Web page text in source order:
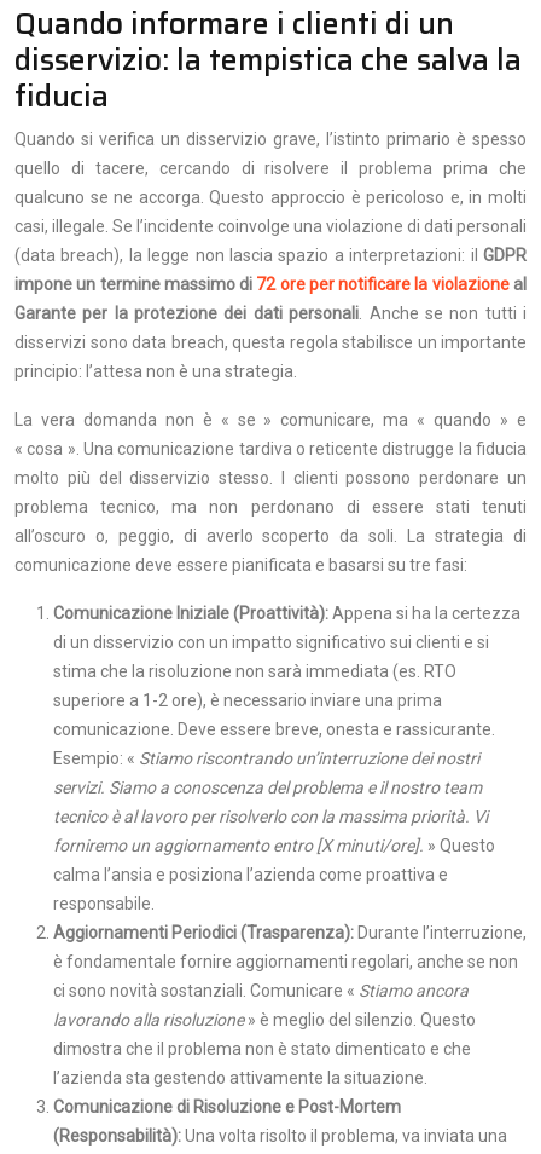
Quando informare i clienti di un
disservizio: la tempistica che salva la
fiducia
Quando si verifica un disservizio grave, l’istinto primario è spesso
quello di tacere, cercando di risolvere il problema prima che
qualcuno se ne accorga. Questo approccio è pericoloso e, in molti
casi, illegale. Se l’incidente coinvolge una violazione di dati personali
(data breach), la legge non lascia spazio a interpretazioni: il GDPR
impone un termine massimo di 72 ore per notificare la violazioneal
Garante per la protezione dei dati personali. Anche se non tutti i
disservizi sono data breach, questa regola stabilisce un importante
principio: l’attesa non è una strategia.
La vera domanda non è « se » comunicare, ma « quando » e
« cosa ». Una comunicazione tardiva o reticente distrugge la fiducia
molto più del disservizio stesso. I clienti possono perdonare un
problema tecnico, ma non perdonano di essere stati tenuti
all’oscuro o, peggio, di averlo scoperto da soli. La strategia di
comunicazione deve essere pianificata e basarsi su tre fasi:
Comunicazione Iniziale (Proattività):Appena si ha la certezza
di un disservizio con un impatto significativo sui clienti e si
stima che la risoluzione non sarà immediata (es. RTO
superiore a 1-2 ore), è necessario inviare una prima
comunicazione. Deve essere breve, onesta e rassicurante.
Esempio: « Stiamo riscontrando un’interruzione dei nostri
servizi. Siamo a conoscenza del problema e il nostro team
tecnico è al lavoro per risolverlo con la massima priorità. Vi
forniremo un aggiornamento entro [X minuti/ore]. » Questo
calma l’ansia e posiziona l’azienda come proattiva e
responsabile.
Aggiornamenti Periodici (Trasparenza): Durante l’interruzione,
è fondamentale fornire aggiornamenti regolari, anche se non
ci sono novità sostanziali. Comunicare « Stiamo ancora
lavorando alla risoluzione» è meglio del silenzio. Questo
dimostra che il problema non è stato dimenticato e che
l’azienda sta gestendo attivamente la situazione.
Comunicazione di Risoluzione e Post-Mortem
(Responsabilità):Una volta risolto il problema, va inviata una